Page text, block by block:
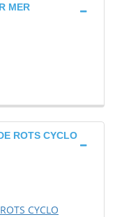
MER
ROTS CYCLO
CYCLO